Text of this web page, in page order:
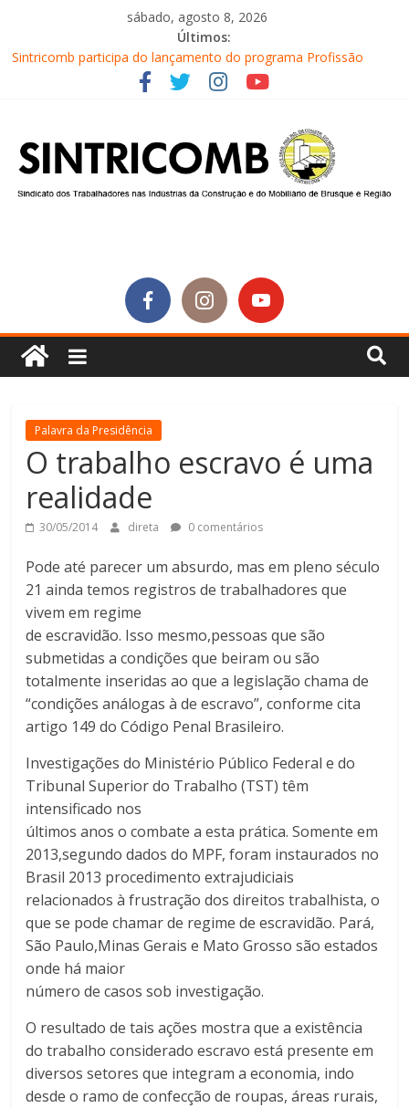
sábado, agosto 8, 2026
Últimos:
Sintricomb participa do lançamento do programa Profissão
Construir em Brusque
Equipe do SINTRICOMB realiza mais uma edição do Café na
Conselho Fiscal do SINTRICOMB realiza avaliação das contas do
sindicato
Diretores do SINTRICOMB são eleitos para a direção da Nova
Central Sindical de SC
Palavra da Presidência
O trabalho escravo é uma
realidade
30/05/2014 direta 0 comentários
Pode até parecer um absurdo, mas em pleno século
21 ainda temos registros de trabalhadores que
vivem em regime
de escravidão. Isso mesmo,pessoas que são
submetidas a condições que beiram ou são
totalmente inseridas ao que a legislação chama de
“condições análogas à de escravo”, conforme cita
artigo 149 do Código Penal Brasileiro.
Investigações do Ministério Público Federal e do
Tribunal Superior do Trabalho (TST) têm
intensificado nos
últimos anos o combate a esta prática. Somente em
2013,segundo dados do MPF, foram instaurados no
Brasil 2013 procedimento extrajudiciais
relacionados à frustração dos direitos trabalhista, o
que se pode chamar de regime de escravidão. Pará,
São Paulo,Minas Gerais e Mato Grosso são estados
onde há maior
número de casos sob investigação.
O resultado de tais ações mostra que a existência
do trabalho considerado escravo está presente em
diversos setores que integram a economia, indo
desde o ramo de confecção de roupas, áreas rurais,